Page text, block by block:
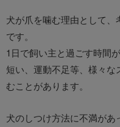
犬が爪を噛む理由として、
です。
1日で飼い主と過ごす時間
短い、運動不足等、様々
むことがあります。
犬のしつけ方法に不満があ